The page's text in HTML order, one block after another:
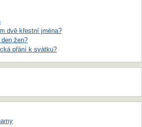
dvě křestní jména?
žen?
přání k svátku?